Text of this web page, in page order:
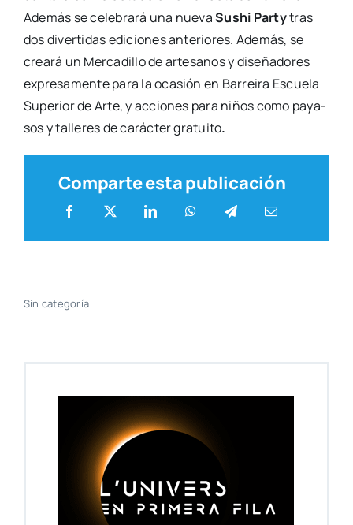
Ade­más se cele­bra­rá una nue­vaSushi Partytras
dos diver­ti­das edi­cio­nes ante­rio­res. Ade­más, se
crea­rá un Mer­ca­di­llo de arte­sa­nos y dise­ña­do­res
expre­sa­men­te para la oca­sión en Barrei­ra Escue­la
Supe­rior de Arte, y accio­nes para niños como paya­
sos y talle­res de carác­ter gra­tui­to.
Comparte esta publicación
Sin cate­go­ría